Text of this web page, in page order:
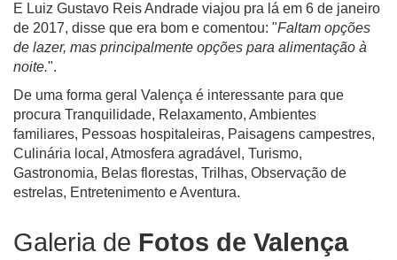
E Luiz Gustavo Reis Andrade viajou pra lá em 6 de janeiro
de 2017, disse que era bom e comentou: "Faltam opções
de lazer, mas principalmente opções para alimentação à
noite.".
De uma forma geral Valença é interessante para que
procura Tranquilidade, Relaxamento, Ambientes
familiares, Pessoas hospitaleiras, Paisagens campestres,
Culinária local, Atmosfera agradável, Turismo,
Gastronomia, Belas florestas, Trilhas, Observação de
estrelas, Entretenimento e Aventura.
Galeria de Fotos de Valença